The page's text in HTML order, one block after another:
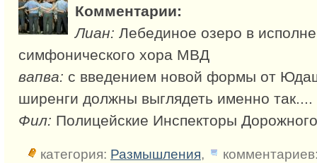
Комментарии:
Лиан: Лебединое озеро в
симфонического хора МВД
вапва: с введением новой формы от
ширенги должны выглядеть именно так....
Фил: Полицейские Инспекторы
категория: Размышления,